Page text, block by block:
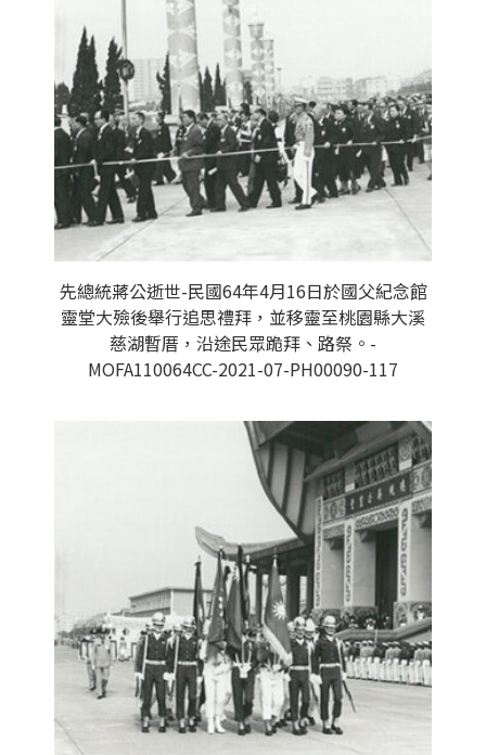
先總統蔣公逝世-民國64年4月16日於國父紀念館
靈堂大殮後舉行追思禮拜，並移靈至桃園縣大溪
慈湖暫厝，沿途民眾跪拜、路祭。-
MOFA110064CC-2021-07-PH00090-117